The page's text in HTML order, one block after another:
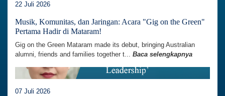
22 Juli 2026
Musik, Komunitas, dan Jaringan: Acara "Gig on the Green"
Pertama Hadir di Mataram!
Gig on the Green Mataram made its debut, bringing Australian
alumni, friends and families together t... Baca selengkapnya
07 Juli 2026